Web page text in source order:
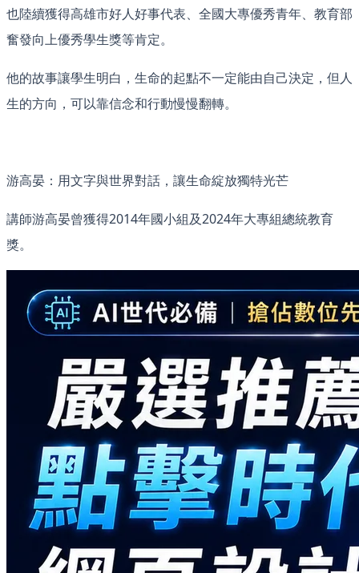
也陸續獲得高雄市好人好事代表、全國大專優秀青年、教育部
奮發向上優秀學生獎等肯定。
他的故事讓學生明白，生命的起點不一定能由自己決定，但人
生的方向，可以靠信念和行動慢慢翻轉。
游高晏：用文字與世界對話，讓生命綻放獨特光芒
講師游高晏曾獲得2014年國小組及2024年大專組總統教育
獎。